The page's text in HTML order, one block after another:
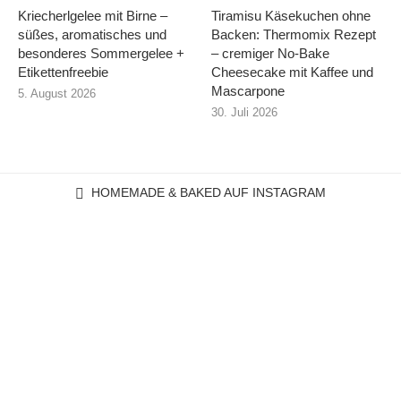
Kriecherlgelee mit Birne –
süßes, aromatisches und
besonderes Sommergelee +
Etikettenfreebie
5. August 2026
Tiramisu Käsekuchen ohne
Backen: Thermomix Rezept
– cremiger No-Bake
Cheesecake mit Kaffee und
Mascarpone
30. Juli 2026
HOMEMADE & BAKED AUF INSTAGRAM